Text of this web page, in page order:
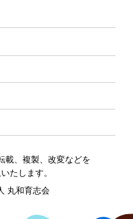
載、複製、改変などを
たします。
丸和育志会